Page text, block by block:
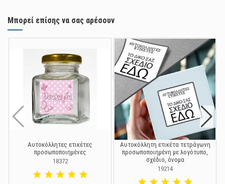
Μπορεί επίσης να σας αρέσουν
Αυτοκόλλητες ετικέτες
προσωποποιημένες
18372
Αυτοκόλλητη ετικέτα τετράγωνη
προσωποποιημένη με λογότυπο,
σχέδιο, όνομα
19214